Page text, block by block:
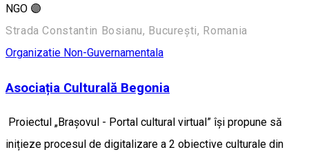
NGO 🟣
Strada Constantin Bosianu, București, Romania
Organizatie Non-Guvernamentala
Asociația Culturală Begonia
Proiectul „Brașovul - Portal cultural virtual” își propune să
inițieze procesul de digitalizare a 2 obiective culturale din